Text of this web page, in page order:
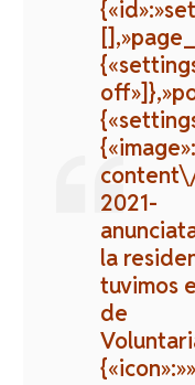
2021-
la
tuvimos
de